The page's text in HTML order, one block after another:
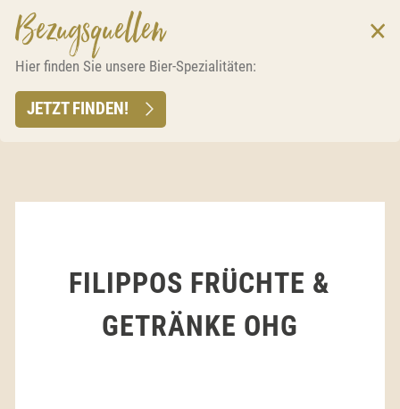
Bezugsquellen
Hier finden Sie unsere Bier-Spezialitäten:
JETZT FINDEN!
FILIPPOS FRÜCHTE &
GETRÄNKE OHG